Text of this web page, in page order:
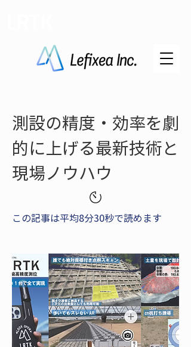
測設の精度・効率を劇
的に上げる最新技術と
現場ノウハウ
この記事は平均8分30秒で読めます